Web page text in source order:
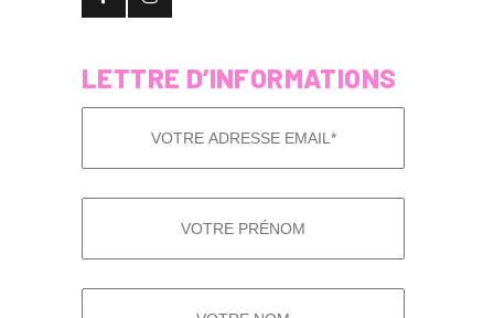
LETTRE D’INFORMATIONS